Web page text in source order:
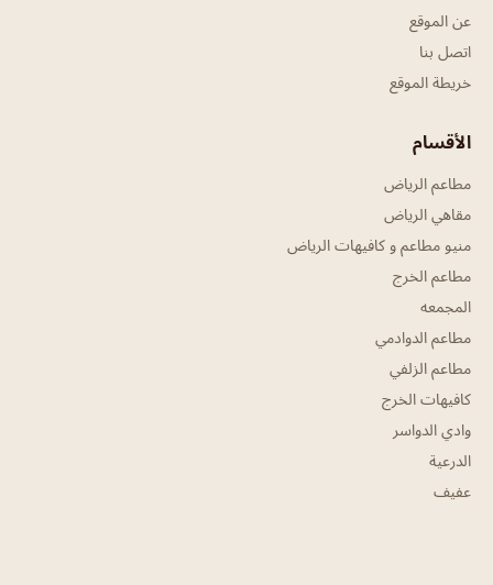
عن الموقع
اتصل بنا
خريطة الموقع
الأقسام
مطاعم الرياض
مقاهي الرياض
منيو مطاعم و كافيهات الرياض
مطاعم الخرج
المجمعه
مطاعم الدوادمي
مطاعم الزلفي
كافيهات الخرج
وادي الدواسر
الدرعية
عفيف